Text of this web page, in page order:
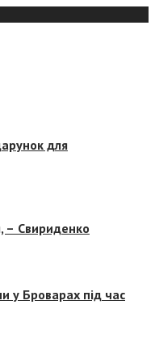
для
– Свириденко
у Броварах під час